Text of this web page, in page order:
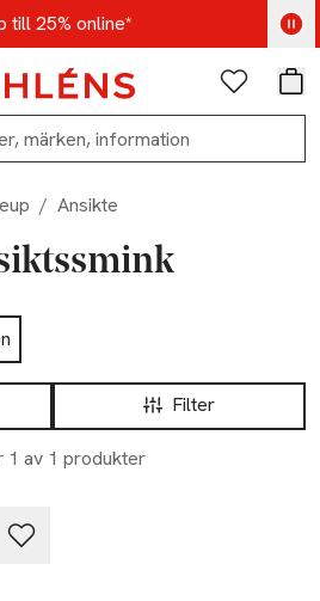
till 25% online*
- Shoppa nu
Favoriter
/ Ansikte
Filter
1 av 1 produkter